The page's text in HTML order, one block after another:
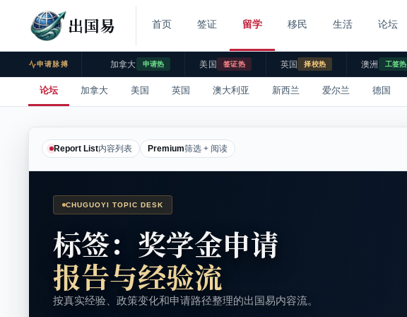
出国易 首页 签证 留学 移民 生活 论坛
申请脉搏 加拿大 申请热 美国 签证热 英国 择校热 澳洲 工签热
论坛 加拿大 美国 英国 澳大利亚 新西兰 爱尔兰 德国
Report List内容列表 Premium筛选 + 阅读
CHUGUOYI TOPIC DESK
标签：奖学金申请
报告与经验流
按真实经验、政策变化和申请路径整理的出国易内容流。